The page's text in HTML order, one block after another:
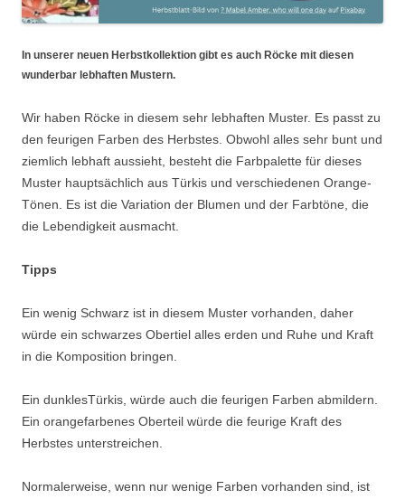
In unserer neuen Herbstkollektion gibt es auch Röcke mit diesen
wunderbar lebhaften Mustern.
Wir haben Röcke in diesem sehr lebhaften Muster. Es passt zu
den feurigen Farben des Herbstes. Obwohl alles sehr bunt und
ziemlich lebhaft aussieht, besteht die Farbpalette für dieses
Muster hauptsächlich aus Türkis und verschiedenen Orange-
Tönen. Es ist die Variation der Blumen und der Farbtöne, die
die Lebendigkeit ausmacht.
Tipps
Ein wenig Schwarz ist in diesem Muster vorhanden, daher
würde ein schwarzes Obertiel alles erden und Ruhe und Kraft
in die Komposition bringen.
Ein dunklesTürkis, würde auch die feurigen Farben abmildern.
Ein orangefarbenes Oberteil würde die feurige Kraft des
Herbstes unterstreichen.
Normalerweise, wenn nur wenige Farben vorhanden sind, ist